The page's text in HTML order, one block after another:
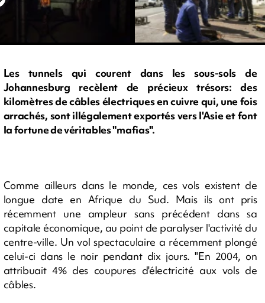
Les tunnels qui courent dans les sous-sols de
Johannesburg recèlent de précieux trésors: des
kilomètres de câbles électriques en cuivre qui, une fois
arrachés, sont illégalement exportés vers l'Asie et font
la fortune de véritables "mafias".
Comme ailleurs dans le monde, ces vols existent de
longue date en Afrique du Sud. Mais ils ont pris
récemment une ampleur sans précédent dans sa
capitale économique, au point de paralyser l'activité du
centre-ville. Un vol spectaculaire a récemment plongé
celui-ci dans le noir pendant dix jours. "En 2004, on
attribuait 4% des coupures d'électricité aux vols de
câbles.